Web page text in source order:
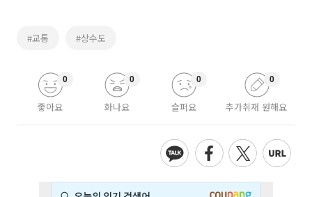
#교통 #상수도
좋아요
0
화나요
0
슬퍼요
0
추가취재 원해요
0